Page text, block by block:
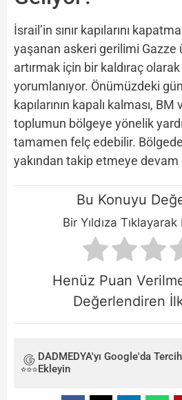
İsrail’in sınır kapılarını
yaşanan askeri gerilimi Gazze
artırmak için bir kaldıraç
yorumlanıyor. Önümüzdeki
kapılarının kapalı kalması, BM
toplumun bölgeye yönelik
tamamen felç edebilir.
yakından takip etmeye devam
Bu Konuyu
Bir Yıldıza
Henüz Puan
Değerlendiren
DADMEDYA'yı Google'da
Ekleyin